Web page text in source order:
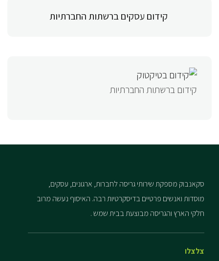
קידום עסקים ברשתות החברתיות
קידום ברשתות החברתיות
סקאנבוק מספקת שירותי גריסה לחברות, ארגונים, עסקים,
מוסדות ואנשים פרטיים בדיסקרטיות רבה. האיסוף נעשה מרוב
חלקי הארץ והגריסה מבוצעת בבית שמש .
צלצלו